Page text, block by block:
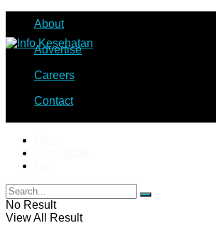
About
Advertise
Careers
Contact
No Result
View All Result